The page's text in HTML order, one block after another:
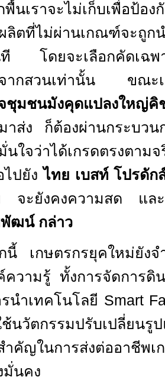
พื้นเราจะไม่เก็บเพื่อป้อง
ลิตที่ไม่ผ่านเกณฑ์จะถูก
โดยจะเลือกคัดเฉพา
ากสวนเท่านั้น ขณะเ
จชุมชนมังคุดแปลงให
าส่ง ก็ต้องผ่านกระบวน
นใจว่าได้เกรดตรงตาม
ไปยังไทย เบสท์ โปรดัก
จะยังคงความสด แล
ฒน์ กล่าว
นี้ เกษตรกรยุคใหม่ยังจ
ความรู้ ทั้งการจัดการดิ
นำเทคโนโลยี Smart
ช้นวัตกรรมปรับเปลี่ยน
ำคัญในการส่งต่ออาชีพเ
มั่นคง